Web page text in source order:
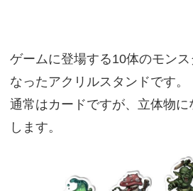
ゲームに登場する10体のモン
なったアクリルスタンドです。
通常はカードですが、立体物
します。